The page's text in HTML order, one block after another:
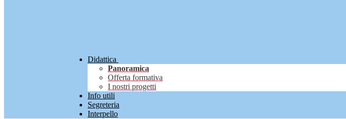
Didattica
Panoramica
Offerta formativa
I nostri progetti
Info utili
Segreteria
Interpello